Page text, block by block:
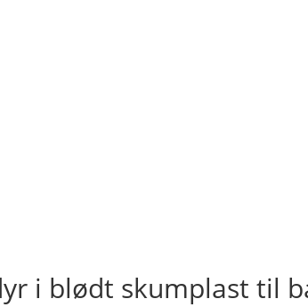
i blødt skumplast til